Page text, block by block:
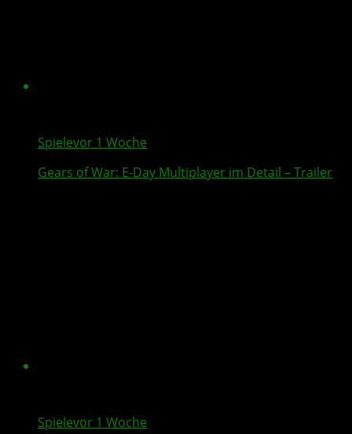
Spielevor 1 Woche
Gears of War: E-Day Multiplayer im Detail – Trailer
Spielevor 1 Woche